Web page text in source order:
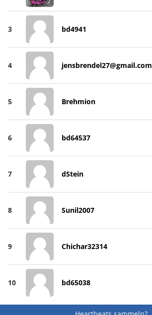
3 bd4941
4 jensbrendel27@gmail.com
5 Brehmion
6 bd64537
7 dStein
8 Sunil2007
9 Chichar32314
10 bd65038